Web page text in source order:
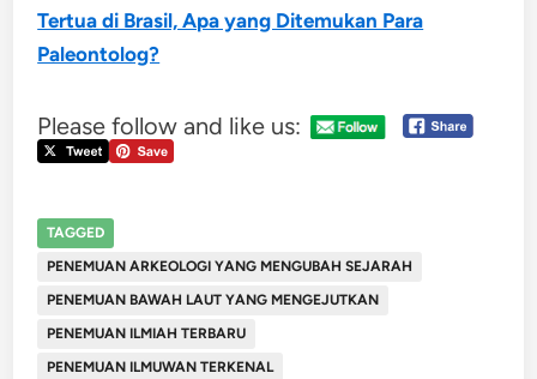
Tertua di Brasil, Apa yang Ditemukan Para
Paleontolog?
Please follow and like us:
TAGGED
PENEMUAN ARKEOLOGI YANG MENGUBAH SEJARAH
PENEMUAN BAWAH LAUT YANG MENGEJUTKAN
PENEMUAN ILMIAH TERBARU
PENEMUAN ILMUWAN TERKENAL